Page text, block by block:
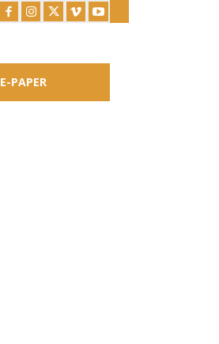
E-PAPER